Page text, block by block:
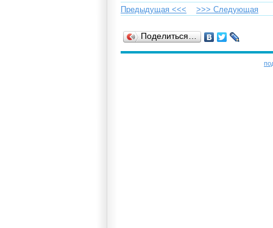
Предыдущая <<<
>>> Cледующая
Поделиться…